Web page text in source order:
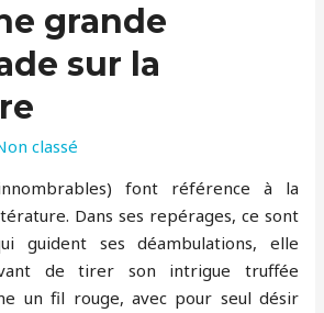
grande
sur la
classé
font référence à la
Dans ses repérages, ce sont
guident ses déambulations, elle
de tirer son intrigue truffée
un fil rouge, avec pour seul désir